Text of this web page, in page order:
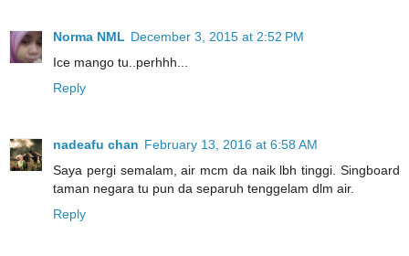
Norma NML December 3, 2015 at 2:52 PM
Ice mango tu..perhhh...
Reply
nadeafu chan February 13, 2016 at 6:58 AM
Saya pergi semalam, air mcm da naik lbh tinggi. Singboard
taman negara tu pun da separuh tenggelam dlm air.
Reply